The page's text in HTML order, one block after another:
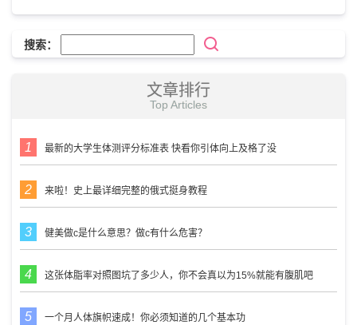
搜索：
文章排行
Top Articles
最新的大学生体测评分标准表 快看你引体向上及格了没
来啦！史上最详细完整的俄式挺身教程
健美做c是什么意思？做c有什么危害？
这张体脂率对照图坑了多少人，你不会真以为15%就能有腹肌吧
一个月人体旗帜速成！你必须知道的几个基本功